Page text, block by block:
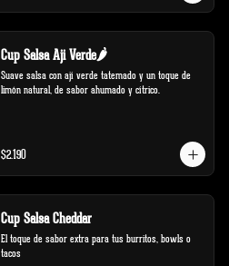
Cup Salsa Aji Verde🌶️
Suave salsa con ají verde tatemado y un toque de
limón natural, de sabor ahumado y cítrico.
$2.190
Cup Salsa Cheddar
El toque de sabor extra para tus burritos, bowls o
tacos